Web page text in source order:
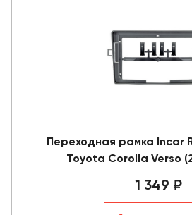
Переходная рамка Incar
Toyota Corolla Verso
1 349 ₽